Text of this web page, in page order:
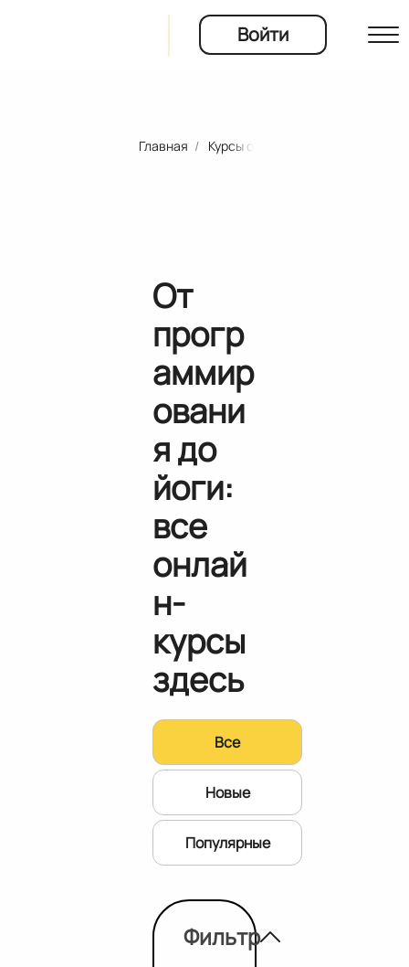
Войти
Главная Курсы онлайн-школ и
От
прогр
аммир
овани
я до
йоги:
все
онлай
н-
курсы
здесь
Все
Новые
Популярные
Фильтр